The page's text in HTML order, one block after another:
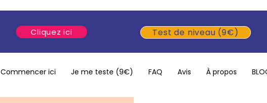
Cliquez ici Test de niveau (9€)
Commencer ici Je me teste (9€) FAQ Avis À propos